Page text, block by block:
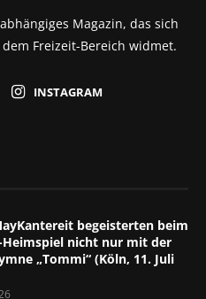
Magazin, das sich
Freizeit-Bereich widmet.
INSTAGRAM
begeisterten beim
Heimspiel nicht nur mit der
„Tommi“ (Köln, 11. Juli